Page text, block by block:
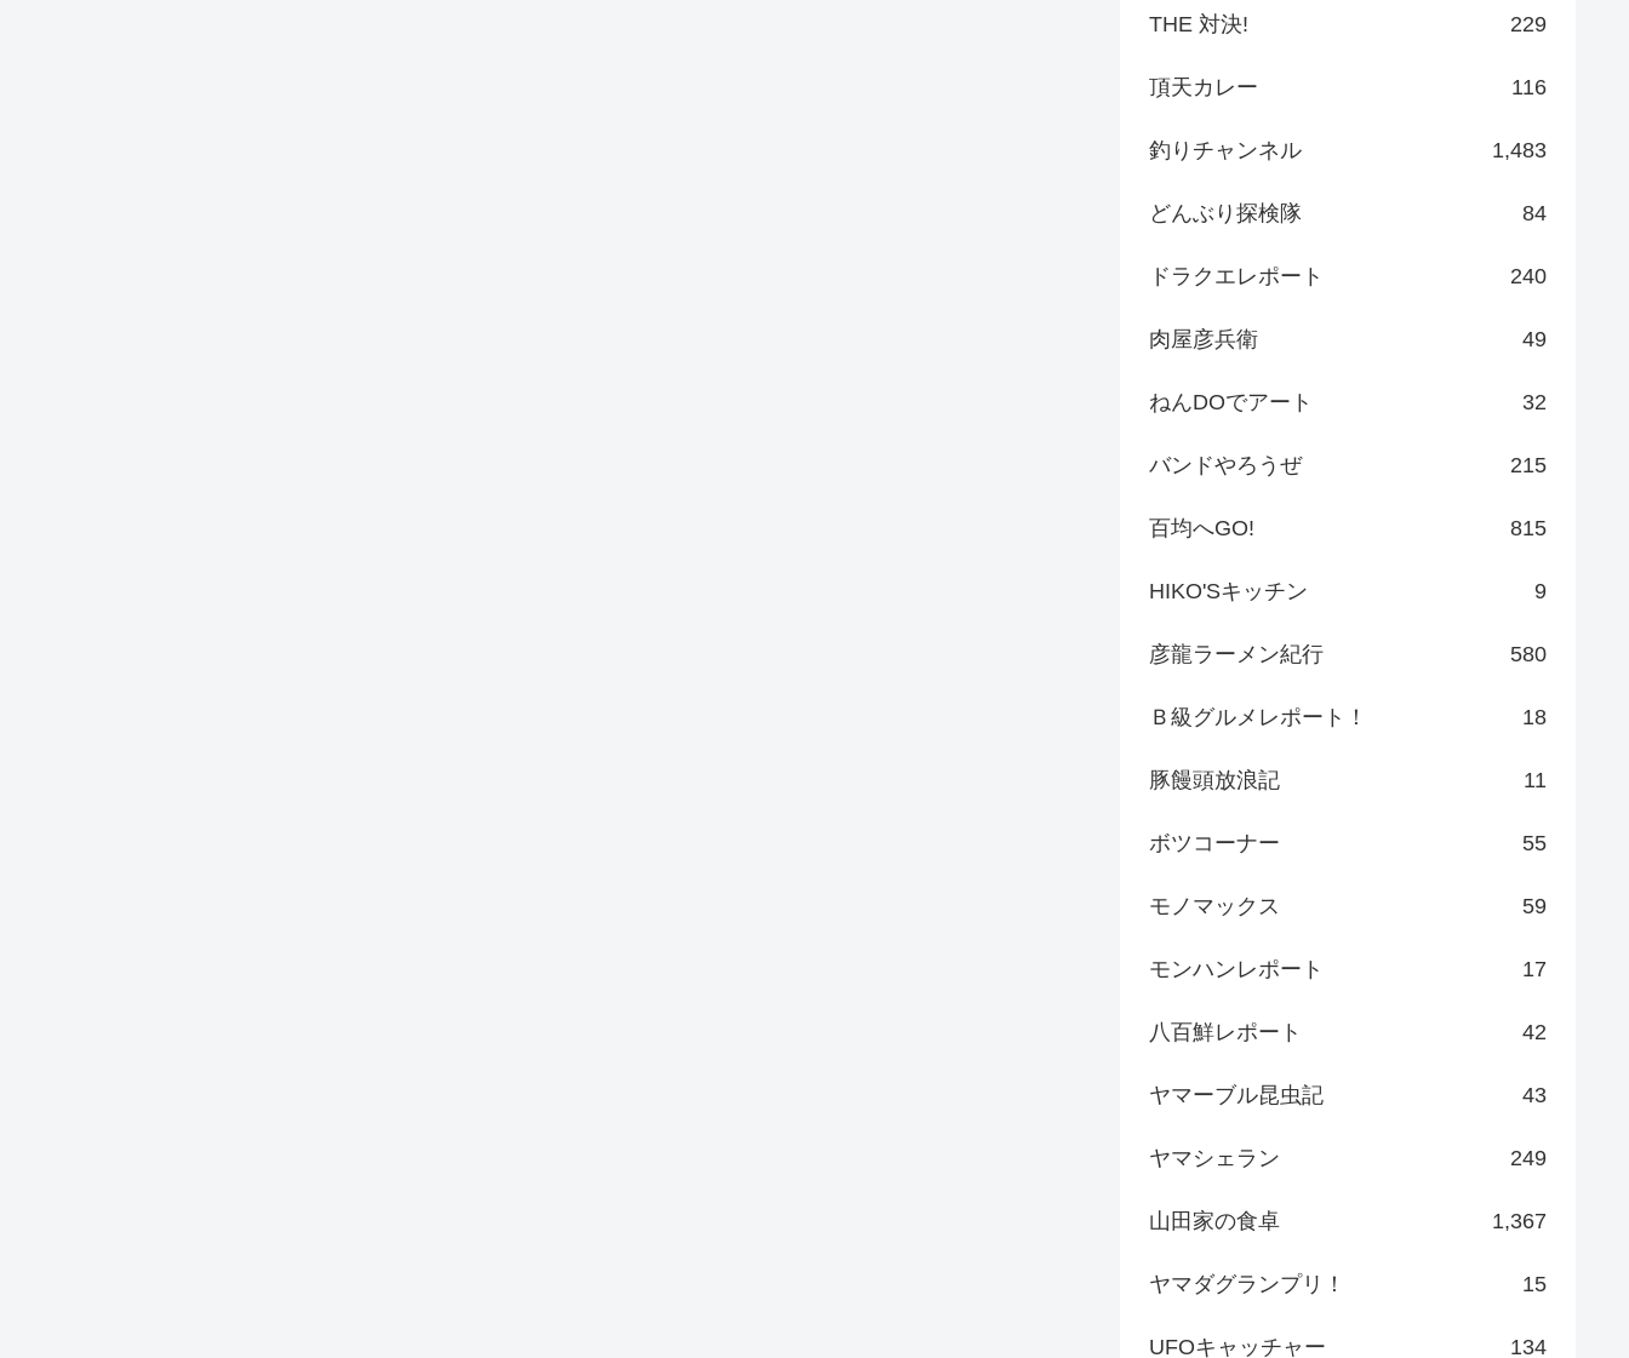
THE 対決! 229
頂天カレー 116
釣りチャンネル 1,483
どんぶり探検隊 84
ドラクエレポート 240
肉屋彦兵衛 49
ねんDOでアート 32
バンドやろうぜ 215
百均へGO! 815
HIKO'Sキッチン 9
彦龍ラーメン紀行 580
Ｂ級グルメレポート！ 18
豚饅頭放浪記 11
ボツコーナー 55
モノマックス 59
モンハンレポート 17
八百鮮レポート 42
ヤマーブル昆虫記 43
ヤマシェラン 249
山田家の食卓 1,367
ヤマダグランプリ！ 15
UFOキャッチャー 134